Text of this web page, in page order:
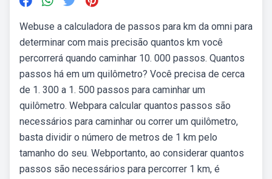
Webuse a calculadora de passos para km da omni para
determinar com mais precisão quantos km você
percorrerá quando caminhar 10. 000 passos. Quantos
passos há em um quilômetro? Você precisa de cerca
de 1. 300 a 1. 500 passos para caminhar um
quilômetro. Webpara calcular quantos passos são
necessários para caminhar ou correr um quilômetro,
basta dividir o número de metros de 1 km pelo
tamanho do seu. Webportanto, ao considerar quantos
passos são necessários para percorrer 1 km, é